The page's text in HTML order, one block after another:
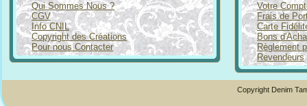
Qui Sommes Nous ?
CGV
Info CNIL
Copyright des Créations
Pour nous Contacter
Votre
Frais de
Carte
Bons
Règlement
Revendeurs
Copyright Denim